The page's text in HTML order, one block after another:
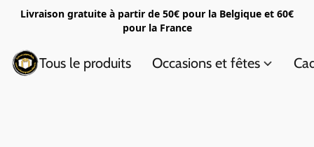
Livraison gratuite à partir de 50€ pour la Belgique et 60€
pour la France
Tous le produits Occasions et fêtes